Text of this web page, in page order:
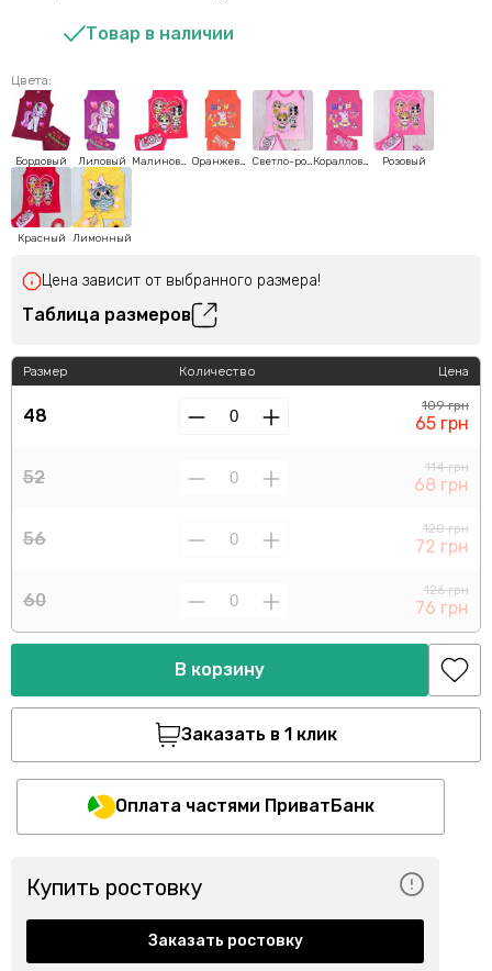
Товар в наличии
Цвета:
Бордовый Лиловый Малиновый Оранжевый Светло-розовый Коралловый Розовый
Красный Лимонный
Цена зависит от выбранного размера!
Таблица размеров
Размер
48
52
56
60
Количество Цена
109 грн
65 грн
114 грн
68 грн
120 грн
72 грн
126 грн
76 грн
В корзину
Заказать в 1 клик
Оплата частями ПриватБанк
Купить ростовку
Заказать ростовку